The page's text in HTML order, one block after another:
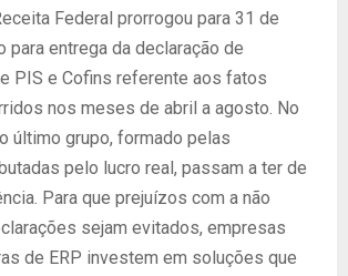
Federal prorrogou para 31 de
para entrega da declaração de
PIS e Cofins referente aos fatos
nos meses de abril a agosto. No
último grupo, formado pelas
pelo lucro real, passam a ter de
Para que prejuízos com a não
sejam evitados, empresas
de ERP investem em soluções que